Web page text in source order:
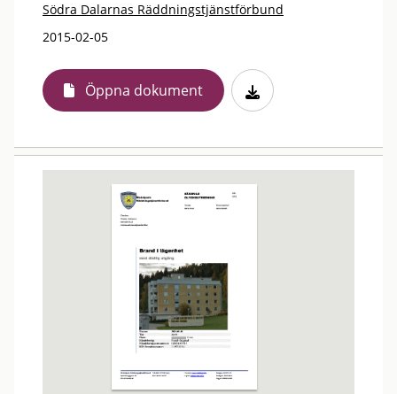
Södra Dalarnas Räddningstjänstförbund
2015-02-05
Öppna dokument